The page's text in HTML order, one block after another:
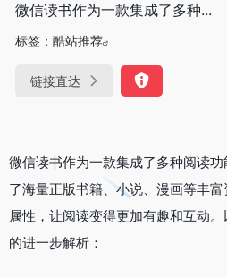
微信读书作为一款集成了多种...
标签： 酷站推荐
链接直达
微信读书作为一款集成了多种阅读
了海量正版书籍、小说、漫画等丰
属性，让阅读变得更加有趣和互动
的进一步解析：